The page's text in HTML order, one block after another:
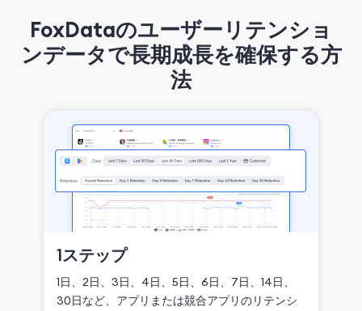
FoxDataのユーザーリテンショ
ンデータで長期成長を確保する方
法
1ステップ
1日、2日、3日、4日、5日、6日、7日、14日、
30日など、アプリまたは競合アプリのリテンシ